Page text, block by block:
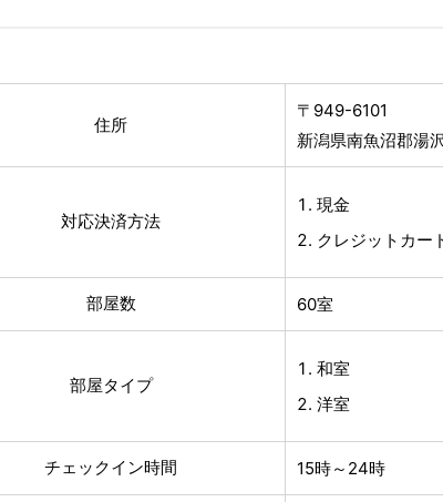
住所
〒949-6101
新潟県南魚沼郡湯
対応決済方法
現金
クレジットカー
部屋数 60室
部屋タイプ
和室
洋室
チェックイン時間 15時～24時